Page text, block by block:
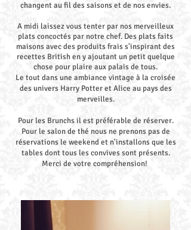
changent au fil des saisons et de nos envies.
A midi laissez vous tenter par nos merveilleux
plats concoctés par notre chef. Des plats faits
maisons avec des produits frais s'inspirant des
recettes British en y ajoutant un petit quelque
chose pour plaire aux palais de tous.
Le tout dans une ambiance vintage à la croisée
des univers Harry Potter et Alice au pays des
merveilles.
Pour les Brunchs il est préférable de réserver.
Pour le salon de thé nous ne prenons pas de
réservations le weekend et n'installons que les
tables dont tous les convives sont présents.
Merci de votre compréhension!